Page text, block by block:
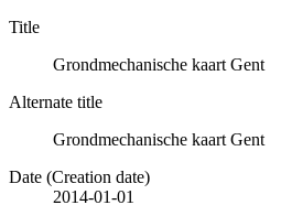
Title
Grondmechanische kaart Gent
Alternate title
Grondmechanische kaart Gent
Date (Creation date)
2014-01-01